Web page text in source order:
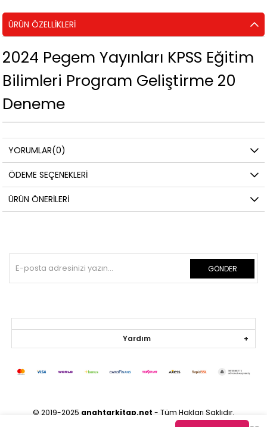
ÜRÜN ÖZELLIKLERI
2024 Pegem Yayınları KPSS Eğitim
Bilimleri Program Geliştirme 20
Deneme
YORUMLAR(0)
ÖDEME SEÇENEKLERI
ÜRÜN ÖNERILERI
GÖNDER
Yardım
© 2019-2025 anahtarkitap.net - Tüm Hakları Saklıdır.